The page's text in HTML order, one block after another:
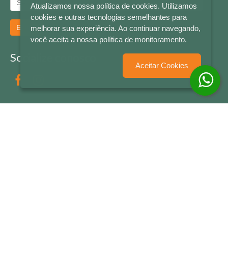
Enviar
Socialize conosco
Atualizamos nossa política de cookies. Utilizamos
cookies e outras tecnologias semelhantes para
melhorar sua experiência. Ao continuar navegando,
você aceita a nossa política de monitoramento.
Aceitar Cookies